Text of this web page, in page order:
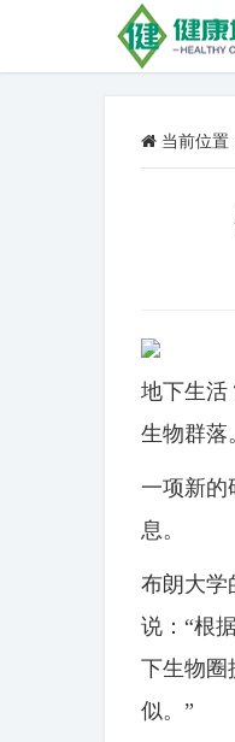
当前位置
地下生活
生物群落
一项新的
息。
布朗大学
说：“根
下生物圈
似。”